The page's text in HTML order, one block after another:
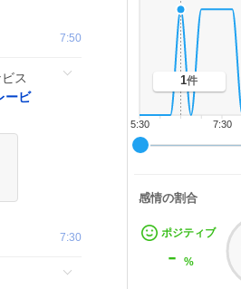
7:50
ス
ービ
7:30
7:30
5:30
1件
感情の割合
ポジティブ
- %